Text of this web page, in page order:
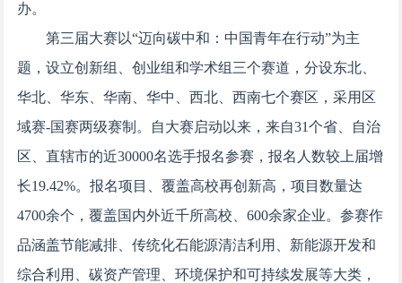
办。
第三届大赛以“迈向碳中和：中国青年在行动”为主
题，设立创新组、创业组和学术组三个赛道，分设东北、
华北、华东、华南、华中、西北、西南七个赛区，采用区
域赛-国赛两级赛制。自大赛启动以来，来自31个省、自治
区、直辖市的近30000名选手报名参赛，报名人数较上届增
长19.42%。报名项目、覆盖高校再创新高，项目数量达
4700余个，覆盖国内外近千所高校、600余家企业。参赛作
品涵盖节能减排、传统化石能源清洁利用、新能源开发和
综合利用、碳资产管理、环境保护和可持续发展等大类，